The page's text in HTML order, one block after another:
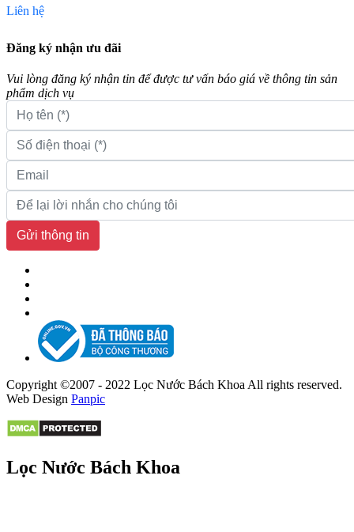
Liên hệ
Đăng ký nhận ưu đãi
Vui lòng đăng ký nhận tin để được tư vấn báo giá về thông tin sản
phẩm dịch vụ
Gửi thông tin
Copyright ©2007 - 2022 Lọc Nước Bách Khoa All rights reserved.
Web Design Panpic
Lọc Nước Bách Khoa